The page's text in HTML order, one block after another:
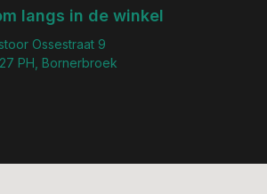
langs in de winkel
Ossestraat 9
PH, Bornerbroek